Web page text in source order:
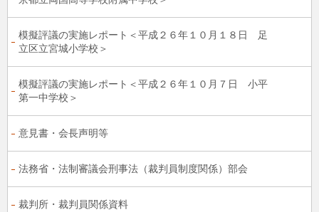
模擬評議の実施レポート＜平成２６年１０月１８日 足
立区立宮城小学校＞
模擬評議の実施レポート＜平成２６年１０月７日 小平
第一中学校＞
意見書・会長声明等
法務省・法制審議会刑事法（裁判員制度関係）部会
裁判所・裁判員関係資料